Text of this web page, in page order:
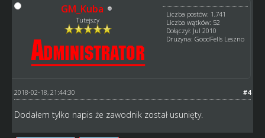
GM_Kuba
Tutejszy
Liczba postów: 1,741
Liczba wątków: 52
Dołączył: Jul 2010
Drużyna: GoodFells Leszno
#4
2018-02-18, 21:44:30
Dodałem tylko napis że zawodnik został usunięty.